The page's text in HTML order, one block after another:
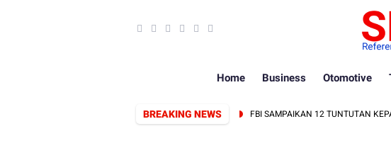
Home Business Otomotive
BREAKING NEWS
PERKUAT SINERGI PERS DAN PEMERINTAH FBI SAMPAIKAN 12 TUNTUTAN KEPADA